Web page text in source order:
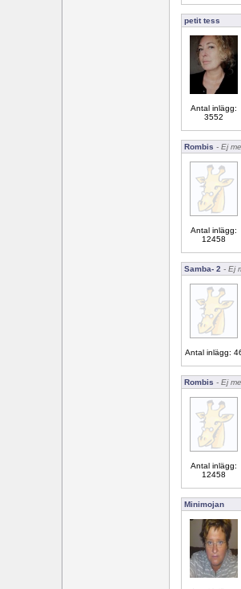
petit tess
Antal inlägg:
3552
Rombis - Ej
Antal inlägg:
12458
Samba- 2 - Ej
Antal inlägg:
Rombis - Ej
Antal inlägg:
12458
Minimojan